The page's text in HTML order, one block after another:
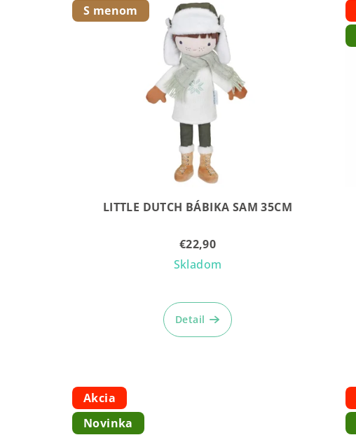
S menom
LITTLE DUTCH BÁBIKA SAM 35CM
€22,90
Skladom
Detail
Akcia
Novinka